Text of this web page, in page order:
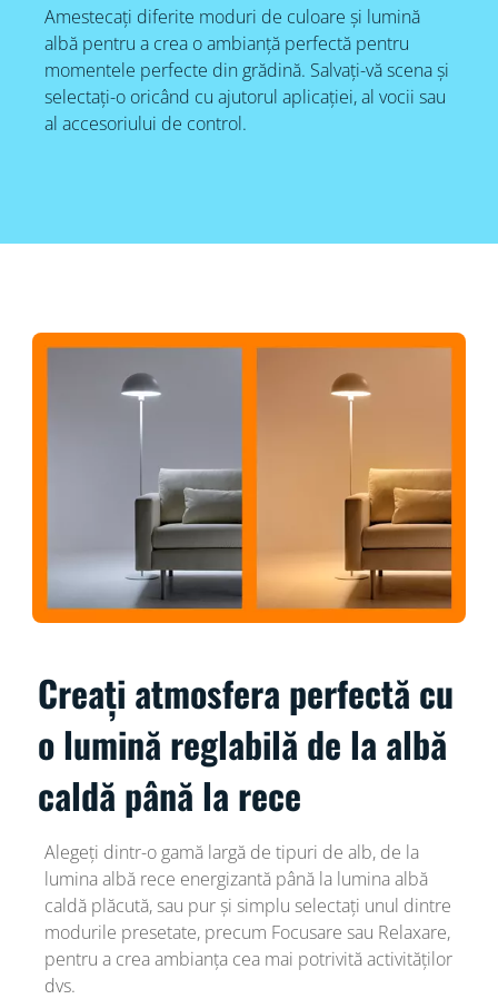
Amestecați diferite moduri de culoare și lumină
albă pentru a crea o ambianță perfectă pentru
momentele perfecte din grădină. Salvați-vă scena și
selectați-o oricând cu ajutorul aplicației, al vocii sau
al accesoriului de control.
Creați atmosfera perfectă cu
o lumină reglabilă de la albă
caldă până la rece
Alegeți dintr-o gamă largă de tipuri de alb, de la
lumina albă rece energizantă până la lumina albă
caldă plăcută, sau pur și simplu selectați unul dintre
modurile presetate, precum Focusare sau Relaxare,
pentru a crea ambianța cea mai potrivită activităților
dvs.